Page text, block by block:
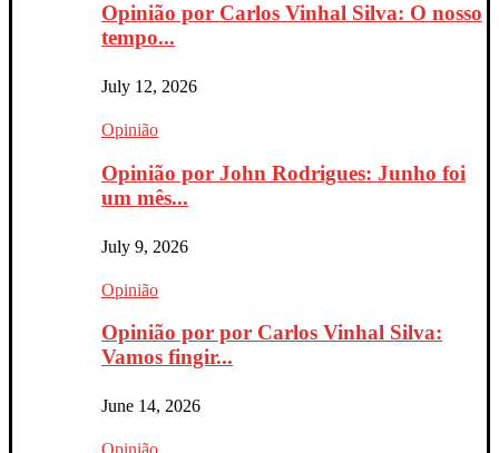
Opinião por Carlos Vinhal Silva: O nosso
tempo...
July 12, 2026
Opinião
Opinião por John Rodrigues: Junho foi
um mês...
July 9, 2026
Opinião
Opinião por por Carlos Vinhal Silva:
Vamos fingir...
June 14, 2026
Opinião